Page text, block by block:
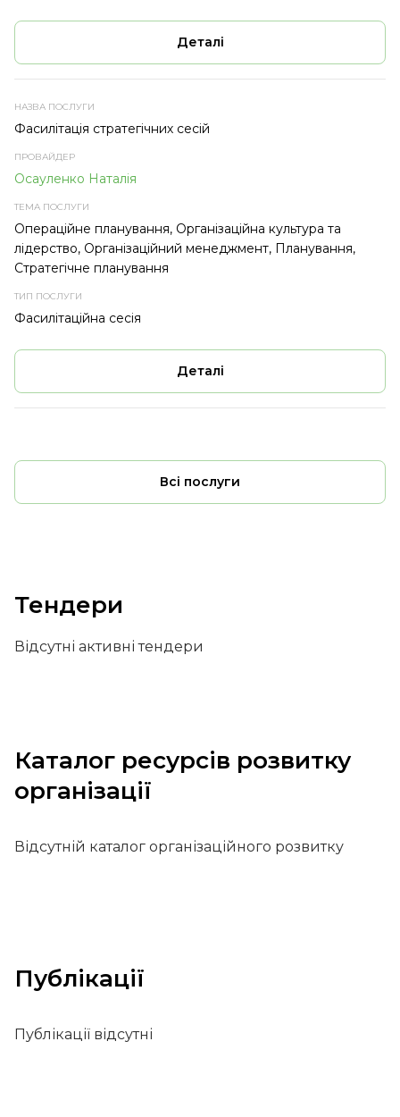
Деталі
Фасилітація стратегічних сесій
Осауленко Наталія
Операційне планування, Організаційна культура та
лідерство, Організаційний менеджмент, Планування,
Стратегічне планування
Фасилітаційна сесія
Деталі
Всі послуги
Тендери
Відсутні активні тендери
Каталог ресурсів розвитку
організації
Відсутній каталог організаційного розвитку
Публікації
Публікації відсутні